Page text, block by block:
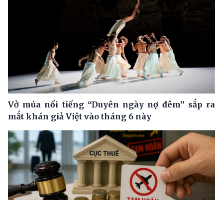
Vở múa nổi tiếng “Duyên ngày nợ đêm” sắp ra
mắt khán giả Việt vào tháng 6 này